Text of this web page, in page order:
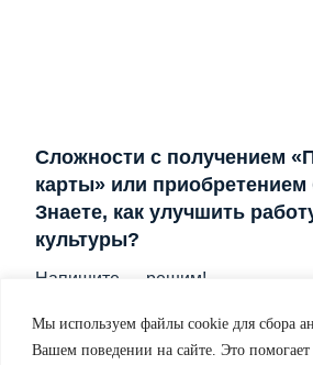
Мы используем файлы cookie для сбора
Вашем поведении на сайте. Это
Сложности с получением
карты» или приобретением
Знаете, как улучшить
культуры?
Напишите — решим!